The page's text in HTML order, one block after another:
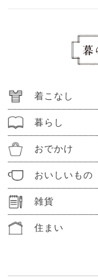
着こなし
暮らし
おでかけ
おいしいもの
雑貨
住まい